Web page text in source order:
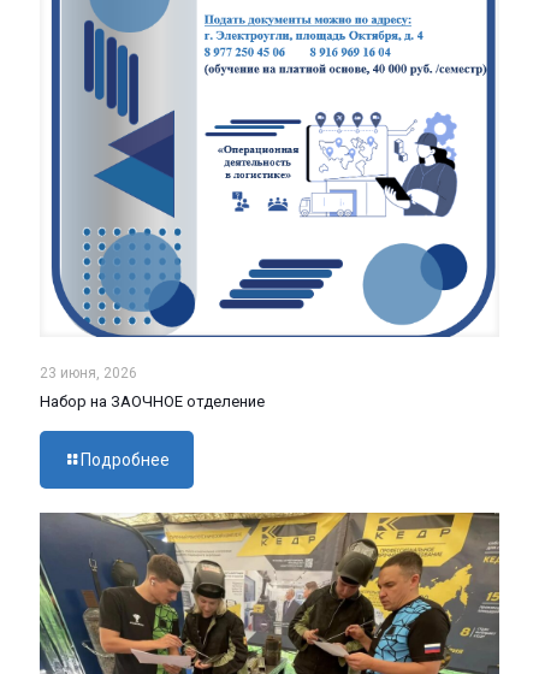
23 июня, 2026
Набор на ЗАОЧНОЕ отделение
Подробнее